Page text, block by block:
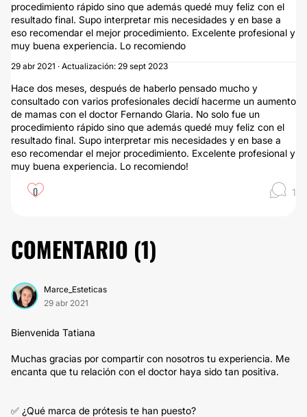
procedimiento rápido sino que además quedé muy feliz con el
resultado final. Supo interpretar mis necesidades y en base a
eso recomendar el mejor procedimiento. Excelente profesional y
muy buena experiencia. Lo recomiendo
29 abr 2021 · Actualización: 29 sept 2023
Hace dos meses, después de haberlo pensado mucho y
consultado con varios profesionales decidí hacerme un aumento
de mamas con el doctor Fernando Glaria. No solo fue un
procedimiento rápido sino que además quedé muy feliz con el
resultado final. Supo interpretar mis necesidades y en base a
eso recomendar el mejor procedimiento. Excelente profesional y
muy buena experiencia. Lo recomiendo!
0 1
COMENTARIO (1)
Marce_Esteticas
29 abr 2021
Bienvenida Tatiana
Muchas gracias por compartir con nosotros tu experiencia. Me
encanta que tu relación con el doctor haya sido tan positiva.
✅ ¿Qué marca de prótesis te han puesto?